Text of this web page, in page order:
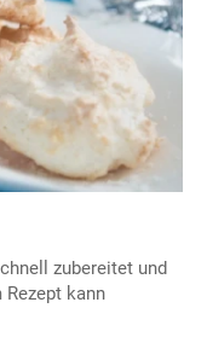
zubereitet und
kann